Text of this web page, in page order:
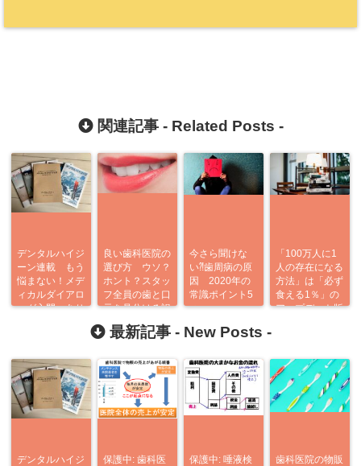
関連記事 - Related Posts -
デンタルハイジ
ーン連載 もう
悩まない！メデ
ィカルダイアロ
ーグ入門 あり
良い歯科医院の
選び方 ウソ？
ホント？スタッ
フ全員の歯と口
元を見分ける訳
今さら聞けな
い⁈歯周病の原
因 2020年の
常識ポイント5
つ
「100万人に1
人の存在になる
方法」は「必ず
食える1％」の
アップデート版
最新記事 - New Posts -
デンタルハイジ 保護中: 歯科医 保護中: 唾液検 歯科医院の物販